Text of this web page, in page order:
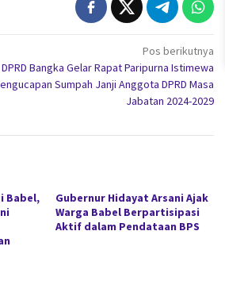
Pos berikutnya
DPRD Bangka Gelar Rapat Paripurna Istimewa
Sumpah Janji Anggota DPRD Masa
Jabatan 2024-2029
Babel,
Gubernur Hidayat Arsani Ajak
Warga Babel Berpartisipasi
Aktif dalam Pendataan BPS